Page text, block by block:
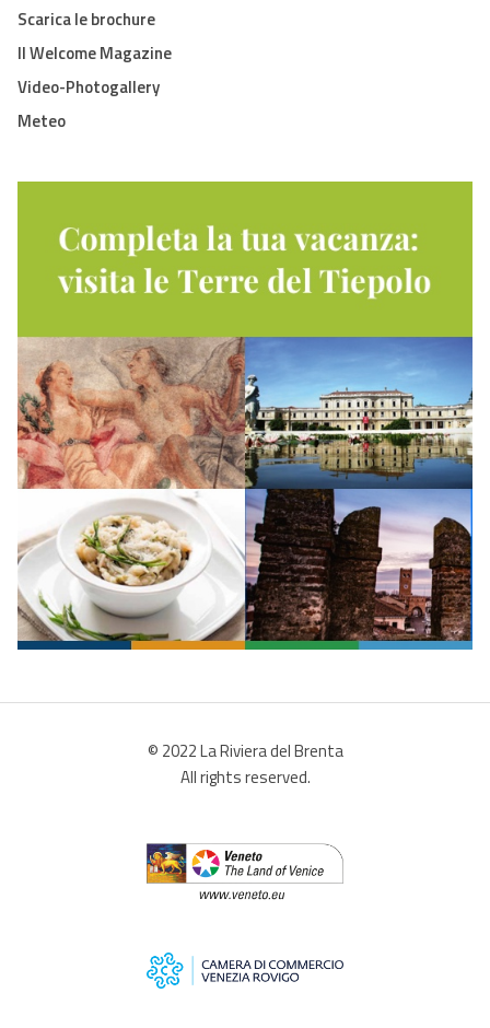
Scarica le brochure
Il Welcome Magazine
Video-Photogallery
Meteo
© 2022 La Riviera del Brenta
All rights reserved.